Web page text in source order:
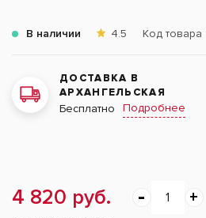
В наличии 4.5 Код товара
ДОСТАВКА В
АРХАНГЕЛЬСКАЯ
Бесплатно
Подробнее
4 820 руб.